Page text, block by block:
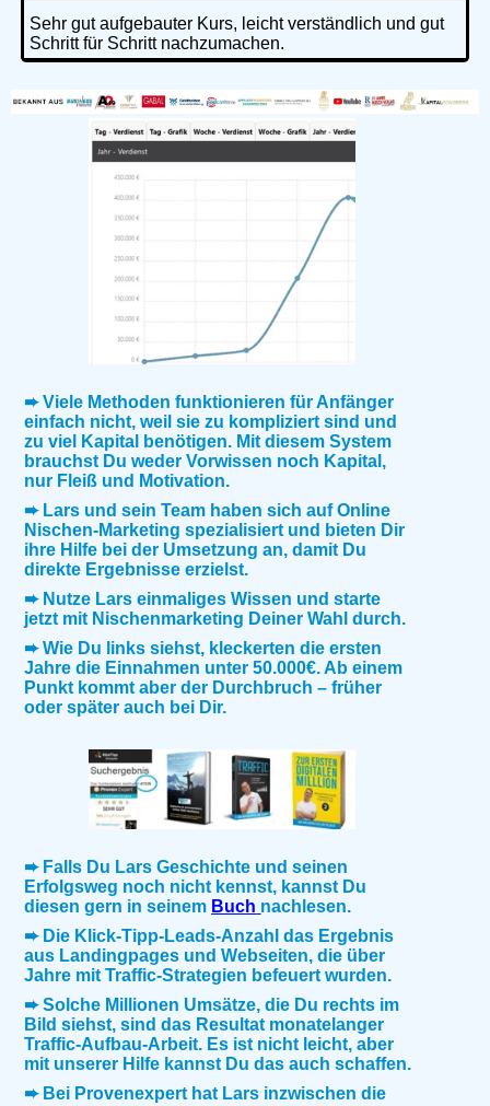
Sehr gut aufgebauter Kurs, leicht verständlich und gut
Schritt für Schritt nachzumachen.
➨ Viele Methoden funktionieren für Anfänger
einfach nicht, weil sie zu kompliziert sind und
zu viel Kapital benötigen. Mit diesem System
brauchst Du weder Vorwissen noch Kapital,
nur Fleiß und Motivation.
➨ Lars und sein Team haben sich auf Online
Nischen-Marketing spezialisiert und bieten Dir
ihre Hilfe bei der Umsetzung an, damit Du
direkte Ergebnisse erzielst.
➨ Nutze Lars einmaliges Wissen und starte
jetzt mit Nischenmarketing Deiner Wahl durch.
➨ Wie Du links siehst, kleckerten die ersten
Jahre die Einnahmen unter 50.000€. Ab einem
Punkt kommt aber der Durchbruch – früher
oder später auch bei Dir.
➨ Falls Du Lars Geschichte und seinen
Erfolgsweg noch nicht kennst, kannst Du
diesen gern in seinem Buch nachlesen.
➨ Die Klick-Tipp-Leads-Anzahl das Ergebnis
aus Landingpages und Webseiten, die über
Jahre mit Traffic-Strategien befeuert wurden.
➨ Solche Millionen Umsätze, die Du rechts im
Bild siehst, sind das Resultat monatelanger
Traffic-Aufbau-Arbeit. Es ist nicht leicht, aber
mit unserer Hilfe kannst Du das auch schaffen.
➨ Bei Provenexpert hat Lars inzwischen die